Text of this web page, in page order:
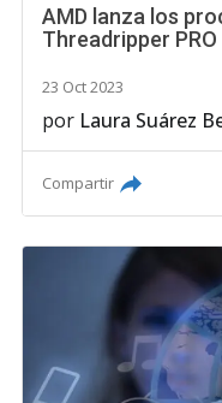
AMD lanza los
Threadripper
23 Oct 2023
por Laura Suárez
Compartir